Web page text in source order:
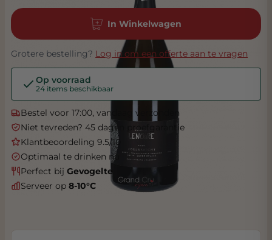
In Winkelwagen
Grotere bestelling? Log in om een offerte aan te vragen
Op voorraad
24 items beschikbaar
Bestel voor 17:00, vandaag verzonden
Niet tevreden? 45 dagen proefgarantie
Klantbeoordeling 9.5/10
Optimaal te drinken nu
Perfect bij Gevogelte
Serveer op 8-10°C